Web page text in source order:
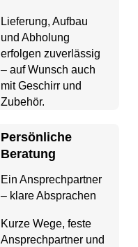
Lieferung, Aufbau
und Abholung
erfolgen zuverlässig
– auf Wunsch auch
mit Geschirr und
Zubehör.
Persönliche
Beratung
Ein Ansprechpartner
– klare Absprachen
Kurze Wege, feste
Ansprechpartner und